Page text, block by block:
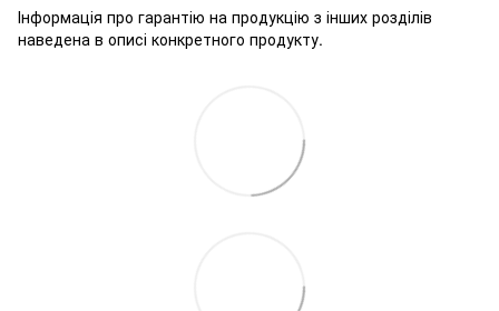
Інформація про гарантію на продукцію з інших розділів
наведена в описі конкретного продукту.